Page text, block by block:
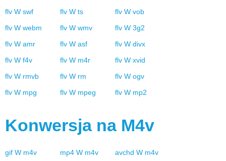
flv W swf flv W ts flv W vob
flv W webm flv W wmv flv W 3g2
flv W amr flv W asf flv W divx
flv W f4v flv W m4r flv W xvid
flv W rmvb flv W rm flv W ogv
flv W mpg flv W mpeg flv W mp2
Konwersja na M4v
gif W m4v mp4 W m4v avchd W m4v